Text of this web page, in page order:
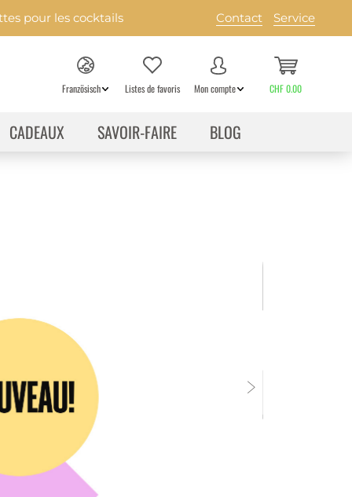
pour les cocktails Contact Service
Französisch Listes de favoris Mon compte CHF 0.00
CADEAUX SAVOIR-FAIRE BLOG